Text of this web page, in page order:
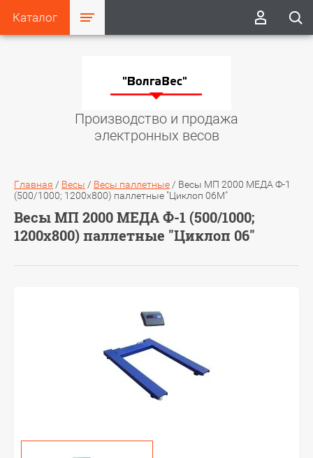
Каталог
Производство и продажа
электронных весов
Главная / Весы / Весы паллетные / Весы МП 2000 МЕДА Ф-1
(500/1000; 1200х800) паллетные "Циклоп 06М"
Весы МП 2000 МЕДА Ф-1 (500/1000;
1200х800) паллетные "Циклоп 06"